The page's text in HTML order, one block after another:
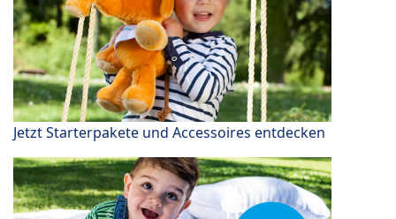
Jetzt Starterpakete und Accessoires entdecken